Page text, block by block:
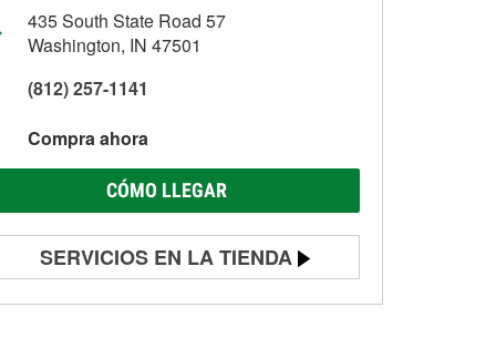
435 South State Road 57
Washington, IN 47501
(812) 257-1141
Compra ahora
CÓMO LLEGAR
SERVICIOS EN LA TIENDA
Prueba de batería